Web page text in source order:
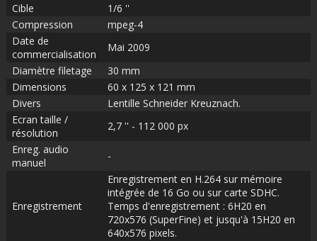
Cible
1/6 ''
Compression
mpeg-4
Date de
commercialisation
Mai 2009
Diamètre filetage
30 mm
Dimensions
60 x 125 x 121 mm
Divers
Lentille Schneider Kreuznach.
Ecran taille /
résolution
2,7 '' - 112 000 px
Enreg. audio
manuel
-
Enregistrement
Enregistrement en H.264 sur mémoire
intégrée de 16 Go ou sur carte SDHC.
Temps d'enregistrement : 6H20 en
720x576 (SuperFine) et jusqu'à 15H20 en
640x576 pixels.